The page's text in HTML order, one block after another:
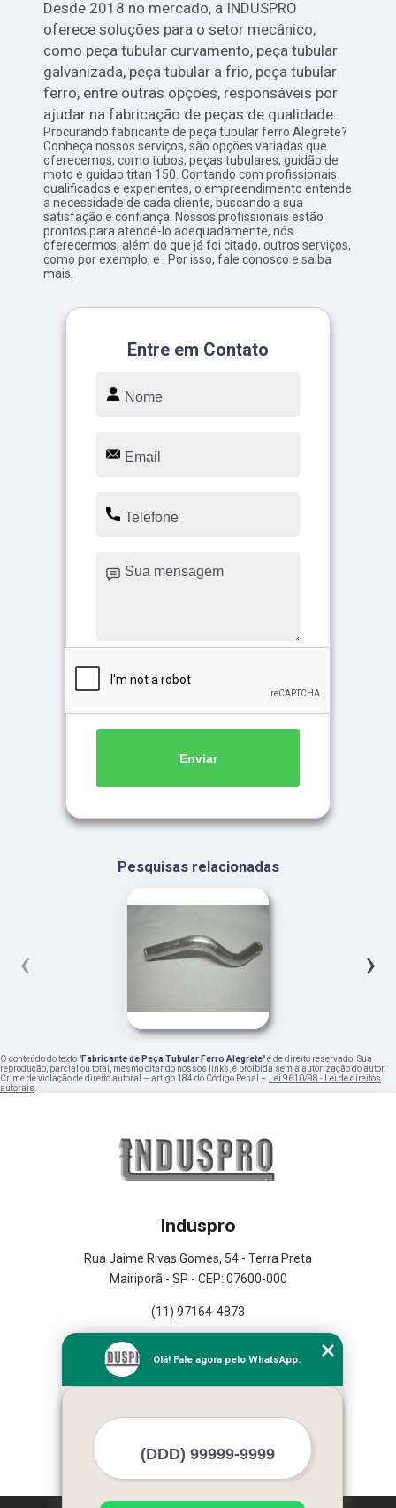
Desde 2018 no mercado, a INDUSPRO
oferece soluções para o setor mecânico,
como peça tubular curvamento, peça tubular
galvanizada, peça tubular a frio, peça tubular
ferro, entre outras opções, responsáveis por
ajudar na fabricação de peças de qualidade.
Procurando fabricante de peça tubular ferro Alegrete?
Conheça nossos serviços, são opções variadas que
oferecemos, como tubos, peças tubulares, guidão de
moto e guidao titan 150. Contando com profissionais
qualificados e experientes, o empreendimento entende
a necessidade de cada cliente, buscando a sua
satisfação e confiança. Nossos profissionais estão
prontos para atendê-lo adequadamente, nós
oferecermos, além do que já foi citado, outros serviços,
como por exemplo, e . Por isso, fale conosco e saiba
mais.
Entre em Contato
Enviar
Pesquisas relacionadas
‹ ›
O conteúdo do texto "Fabricante de Peça Tubular Ferro Alegrete" é de direito reservado. Sua
reprodução, parcial ou total, mesmo citando nossos links, é proibida sem a autorização do autor.
Crime de violação de direito autoral – artigo 184 do Código Penal – Lei 9610/98 - Lei de direitos
autorais.
Induspro
Rua Jaime Rivas Gomes, 54 - Terra Preta
Mairiporã - SP - CEP: 07600-000
(11) 97164-4873
Empresa
Missão
Mapa do site
Mais Serviços
Olá! Fale agora pelo WhatsApp.